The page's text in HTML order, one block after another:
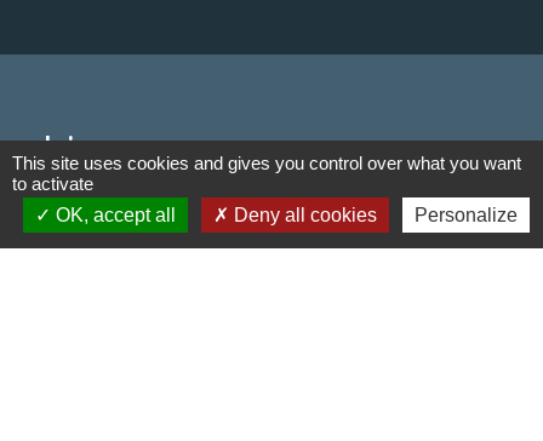
Liens
Communauté de communes du
Haut Limousin
This site uses cookies and gives you control over what you want
to activate
OK, accept all
Deny all cookies Personalize